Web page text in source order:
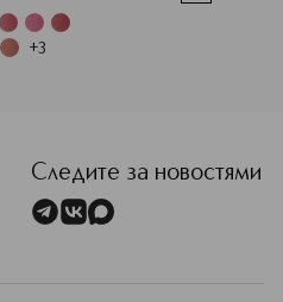
+3
Следите за новостями